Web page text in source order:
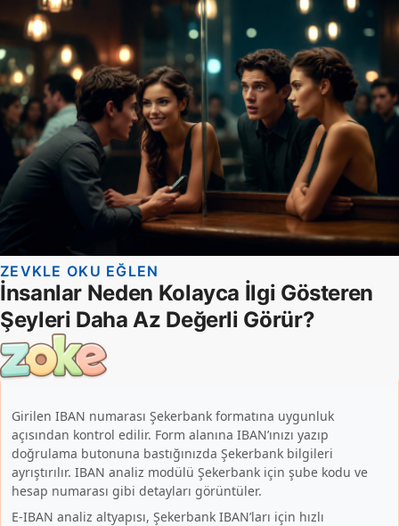
Girilen IBAN numarası Şekerbank formatına uygunluk
açısından kontrol edilir. Form alanına IBAN’ınızı yazıp
doğrulama butonuna bastığınızda Şekerbank bilgileri
ayrıştırılır. IBAN analiz modülü Şekerbank için şube kodu ve
hesap numarası gibi detayları görüntüler.
E-IBAN analiz altyapısı, Şekerbank IBAN’ları için hızlı